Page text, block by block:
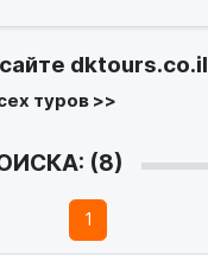
dktours.co.il
туров >>
(8)
1